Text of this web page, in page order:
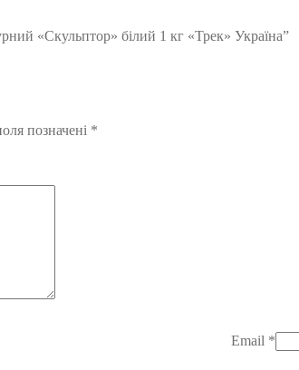
«Скульптор» білий 1 кг «Трек» Україна”
позначені *
Email *